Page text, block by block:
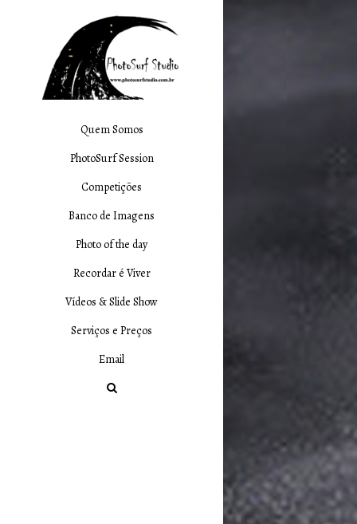
Quem Somos
PhotoSurf Session
Competições
Banco de Imagens
Photo of the day
Recordar é Viver
Vídeos & Slide Show
Serviços e Preços
Email